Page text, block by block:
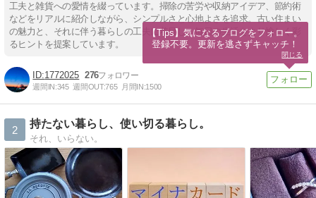
工夫と雑貨への愛情を綴っています。掃除の苦労や収納アイデア、節約術
などをリアルに紹介しながら、シンプルさと心地よさを追求。古い住まい
の魅力と、それに伴う暮らしの工夫に着目し、毎日の生活をより愉しく彩
るヒントを提案しています。
1772025 276
週間IN:345 週間OUT:765 月間IN:1500
2
持たない暮らし、使い切る暮らし。
それ、いらない。
【Tips】気になるブログをフォロー。
登録不要。更新を逃さずキャッチ！
閉じる